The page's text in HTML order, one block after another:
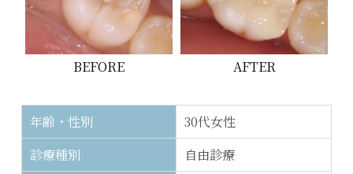
BEFORE AFTER
年齢・性別
30代女性
診療種別
自由診療